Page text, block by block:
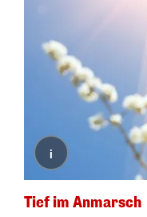
i
Tief im Anmarsch